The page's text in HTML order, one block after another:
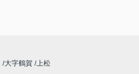
大字鶴賀
上松